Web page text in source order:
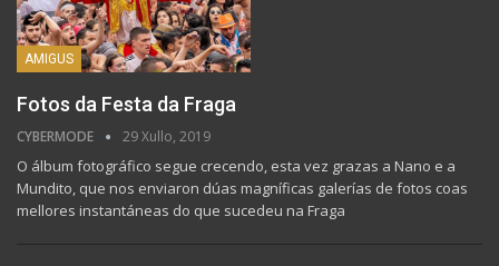
AMIGUS
Fotos da Festa da Fraga
CYBERMODE 29 Xullo, 2019
O álbum fotográfico segue crecendo, esta vez grazas a Nano e a
Mundito, que nos enviaron dúas magníficas galerías de fotos coas
mellores instantáneas do que sucedeu na Fraga